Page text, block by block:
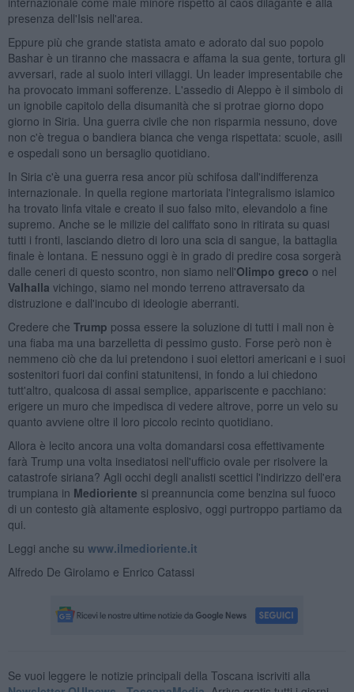
presenza dell'Isis nell'area.
Eppure più che grande statista amato e adorato dal suo popolo
Bashar è un tiranno che massacra e affama la sua gente, tortura gli
avversari, rade al suolo interi villaggi. Un leader impresentabile che
ha provocato immani sofferenze. L'assedio di Aleppo è il simbolo di
un ignobile capitolo della disumanità che si protrae giorno dopo
giorno in Siria. Una guerra civile che non risparmia nessuno, dove
non c'è tregua o bandiera bianca che venga rispettata: scuole, asili
e ospedali sono un bersaglio quotidiano.
In Siria c'è una guerra resa ancor più schifosa dall'indifferenza
internazionale. In quella regione martoriata l'integralismo islamico
ha trovato linfa vitale e creato il suo falso mito, elevandolo a fine
supremo. Anche se le milizie del califfato sono in ritirata su quasi
tutti i fronti, lasciando dietro di loro una scia di sangue, la battaglia
finale è lontana. E nessuno oggi è in grado di predire cosa sorgerà
dalle ceneri di questo scontro, non siamo nell'Olimpo greco o nel
Valhalla vichingo, siamo nel mondo terreno attraversato da
distruzione e dall'incubo di ideologie aberranti.
Credere che Trump possa essere la soluzione di tutti i mali non è
una fiaba ma una barzelletta di pessimo gusto. Forse però non è
nemmeno ciò che da lui pretendono i suoi elettori americani e i suoi
sostenitori fuori dai confini statunitensi, in fondo a lui chiedono
tutt'altro, qualcosa di assai semplice, appariscente e pacchiano:
erigere un muro che impedisca di vedere altrove, porre un velo su
quanto avviene oltre il loro piccolo recinto quotidiano.
Allora è lecito ancora una volta domandarsi cosa effettivamente
farà Trump una volta insediatosi nell'ufficio ovale per risolvere la
catastrofe siriana? Agli occhi degli analisti scettici l'indirizzo dell'era
trumpiana in Medioriente si preannuncia come benzina sul fuoco
di un contesto già altamente esplosivo, oggi purtroppo partiamo da
qui.
Leggi anche su www.ilmedioriente.it
Alfredo De Girolamo e Enrico Catassi
Se vuoi leggere le notizie principali della Toscana iscriviti alla